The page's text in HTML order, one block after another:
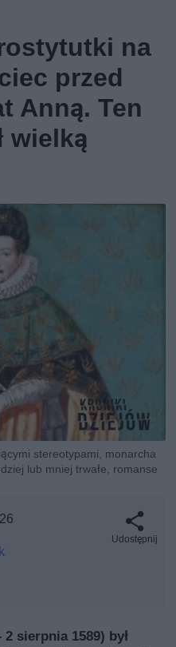
na
przed
Anną. Ten
wielką
stereotypami, monarcha
lub mniej trwałe, romanse
Udostępnij
sierpnia 1589) był